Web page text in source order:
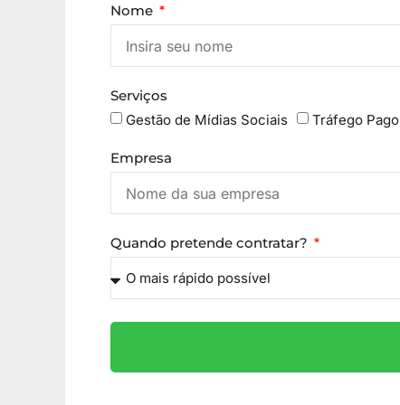
Nome
Serviços
Gestão de Mídias Sociais
Tráfego Pago
Empresa
Quando pretende contratar?